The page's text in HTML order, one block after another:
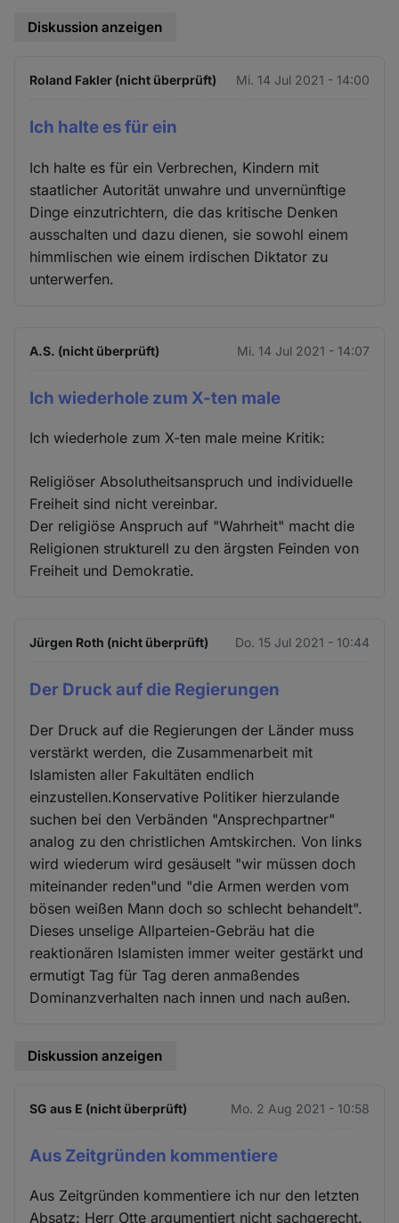
Diskussion anzeigen
Roland Fakler (nicht überprüft) Mi. 14 Jul 2021 - 14:00
Ich halte es für ein
Ich halte es für ein Verbrechen, Kindern mit
staatlicher Autorität unwahre und unvernünftige
Dinge einzutrichtern, die das kritische Denken
ausschalten und dazu dienen, sie sowohl einem
himmlischen wie einem irdischen Diktator zu
unterwerfen.
A.S. (nicht überprüft) Mi. 14 Jul 2021 - 14:07
Ich wiederhole zum X-ten male
Ich wiederhole zum X-ten male meine Kritik:
Religiöser Absolutheitsanspruch und individuelle
Freiheit sind nicht vereinbar.
Der religiöse Anspruch auf "Wahrheit" macht die
Religionen strukturell zu den ärgsten Feinden von
Freiheit und Demokratie.
Jürgen Roth (nicht überprüft) Do. 15 Jul 2021 - 10:44
Der Druck auf die Regierungen
Der Druck auf die Regierungen der Länder muss
verstärkt werden, die Zusammenarbeit mit
Islamisten aller Fakultäten endlich
einzustellen.Konservative Politiker hierzulande
suchen bei den Verbänden "Ansprechpartner"
analog zu den christlichen Amtskirchen. Von links
wird wiederum wird gesäuselt "wir müssen doch
miteinander reden"und "die Armen werden vom
bösen weißen Mann doch so schlecht behandelt".
Dieses unselige Allparteien-Gebräu hat die
reaktionären Islamisten immer weiter gestärkt und
ermutigt Tag für Tag deren anmaßendes
Dominanzverhalten nach innen und nach außen.
Diskussion anzeigen
SG aus E (nicht überprüft) Mo. 2 Aug 2021 - 10:58
Aus Zeitgründen kommentiere
Aus Zeitgründen kommentiere ich nur den letzten
Absatz: Herr Otte argumentiert nicht sachgerecht.